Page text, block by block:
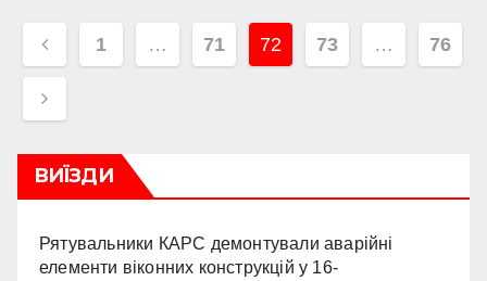
Навігація
записів
1 … 71 72 73 … 76
ВИЇЗДИ
Рятувальники КАРС демонтували аварійні
елементи віконних конструкцій у 16-